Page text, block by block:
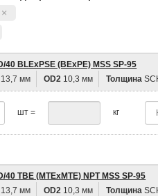
BLEхPSE (BEхPE) MSS SP-95
13,7 мм OD2 10,3 мм Толщина
шт = кг
TBE (MTEхMTE) NPT MSS SP-95
13,7 мм OD2 10,3 мм Толщина